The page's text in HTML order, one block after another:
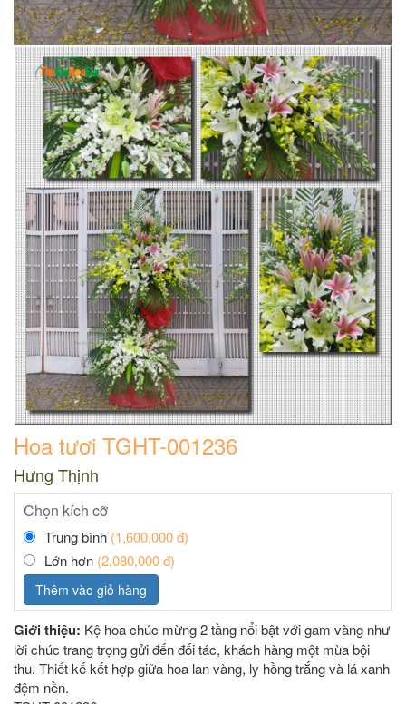
Hoa tươi TGHT-001236
Hưng Thịnh
Chọn kích cỡ
Trung bình (1,600,000 đ)
Lớn hơn (2,080,000 đ)
Thêm vào giỏ hàng
Giới thiệu: Kệ hoa chúc mừng 2 tầng nổi bật với gam vàng như
lời chúc trang trọng gửi đến đối tác, khách hàng một mùa bội
thu. Thiết kế kết hợp giữa hoa lan vàng, ly hồng trắng và lá xanh
đệm nền.